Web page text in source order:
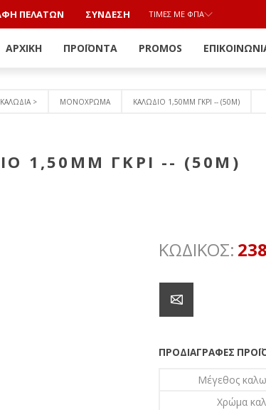
ΠΕΛΑΤΩΝ ΣΎΝΔΕΣΗ ΤΙΜΈΣ ΜΕ ΦΠΑ
ΑΡΧΙΚΉ ΠΡΟΪΌΝΤΑ PROMOS
ΚΑΛΩΔΙΑ > ΜΟΝΟΧΡΩΜΑ ΚΑΛΩΔΙΟ 1,50MM ΓΚΡΙ -- (50M)
1,50MM ΓΚΡΙ -- (50M)
ΚΩΔΙΚΟΣ:
ΠΡΟΔΙΑΓΡΑΦΈΣ
Μέγεθος
Χρώμα